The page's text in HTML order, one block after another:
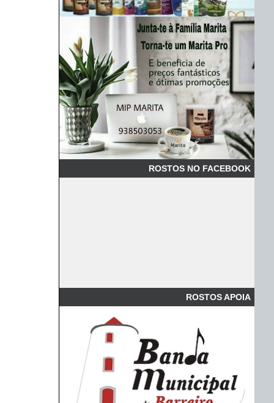
ROSTOS NO FACEBOOK
ROSTOS APOIA